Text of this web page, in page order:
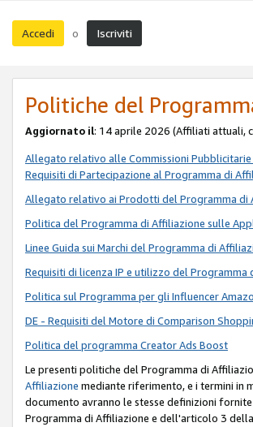
Accedi o Iscriviti
Politiche del
Aggiornato il: 14 aprile 2026 (Affiliati attuali,
Allegato relativo alle Commissioni
Requisiti di Partecipazione al Programma di
Allegato relativo ai Prodotti del Programma di
Politica del Programma di Affiliazione sulle
Linee Guida sui Marchi del Programma di
Requisiti di licenza IP e utilizzo del Programma
Politica sul Programma per gli Influencer
DE - Requisiti del Motore di Comparison
Politica del programma Creator Ads Boost
Le presenti politiche del Programma di
Affiliazione mediante riferimento, e i termini in
documento avranno le stesse definizioni
Programma di Affiliazione e dell'articolo 3